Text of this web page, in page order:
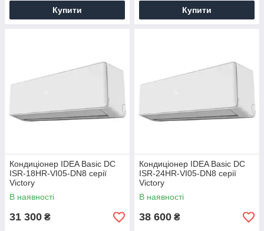
Купити Купити
Кондиціонер IDEA Basic DC
ISR-18HR-VI05-DN8 серії
Victory
В наявності
31 300 ₴
Кондиціонер IDEA Basic DC
ISR-24HR-VI05-DN8 серії
Victory
В наявності
38 600 ₴